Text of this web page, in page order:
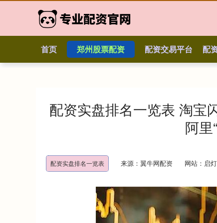
首页 郑州股票配资 配资交易平台 配
配资实盘排名一览表 淘宝
阿里
配资实盘排名一览表 来源：翼牛网配资 网站：启